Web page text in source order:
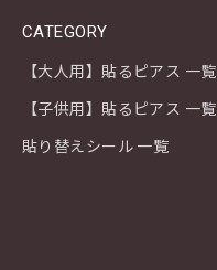
CATEGORY
【大人用】貼るピアス 一覧
【子供用】貼るピアス 一覧
貼り替えシール 一覧